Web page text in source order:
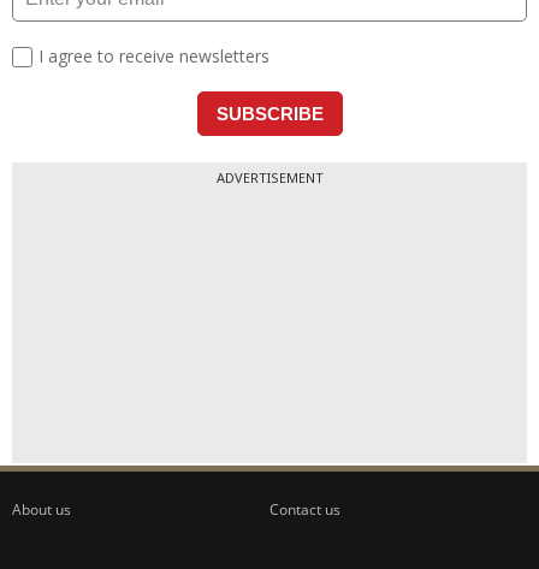
ADVERTISEMENT
About us Contact us